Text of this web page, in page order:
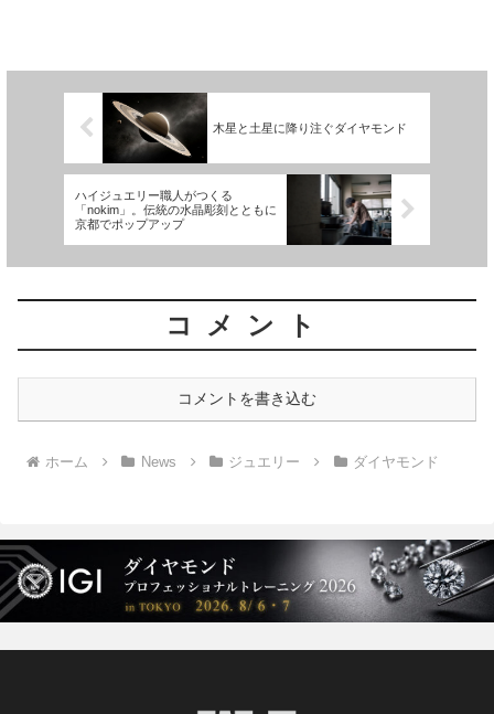
木星と土星に降り注ぐダイヤモンド
ハイジュエリー職人がつくる
「nokim」。伝統の水晶彫刻とともに
京都でポップアップ
コメント
コメントを書き込む
ホーム News ジュエリー ダイヤモンド